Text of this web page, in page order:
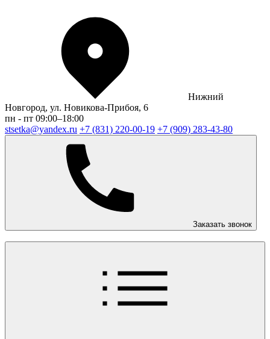
Нижний
Новгород, ул. Новикова-Прибоя, 6
пн - пт 09:00–18:00
stsetka@yandex.ru +7 (831) 220-00-19 +7 (909) 283-43-80
Заказать звонок